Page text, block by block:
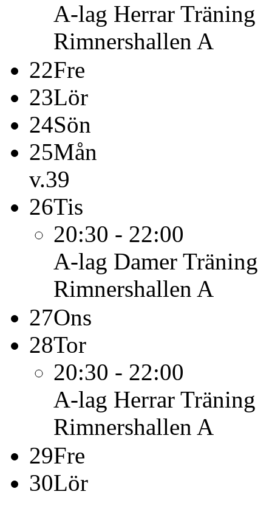
A-lag Herrar Träning
Rimnershallen A
22Fre
23Lör
24Sön
25Mån
v.39
26Tis
20:30 - 22:00
A-lag Damer Träning
Rimnershallen A
27Ons
28Tor
20:30 - 22:00
A-lag Herrar Träning
Rimnershallen A
29Fre
30Lör